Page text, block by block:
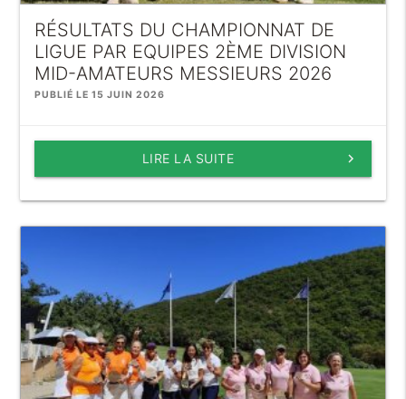
RÉSULTATS DU CHAMPIONNAT DE
LIGUE PAR EQUIPES 2ÈME DIVISION
MID-AMATEURS MESSIEURS 2026
PUBLIÉ LE 15 JUIN 2026
keyboard_arrow_right
LIRE LA SUITE